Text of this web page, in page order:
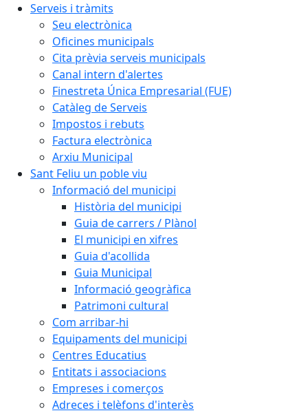
Serveis i tràmits
Seu electrònica
Oficines municipals
Cita prèvia serveis municipals
Canal intern d'alertes
Finestreta Única Empresarial (FUE)
Catàleg de Serveis
Impostos i rebuts
Factura electrònica
Arxiu Municipal
Sant Feliu un poble viu
Informació del municipi
Història del municipi
Guia de carrers / Plànol
El municipi en xifres
Guia d'acollida
Guia Municipal
Informació geogràfica
Patrimoni cultural
Com arribar-hi
Equipaments del municipi
Centres Educatius
Entitats i associacions
Empreses i comerços
Adreces i telèfons d'interès